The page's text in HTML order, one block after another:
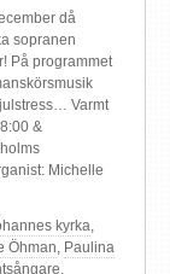
då
sopranen
På programmet
Varmt
&
Michelle
kyrka,
Öhman, Paulina
,